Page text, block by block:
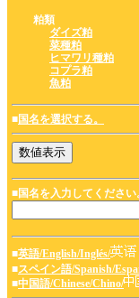
粕類
ダイズ粕
菜種粕
ヒマワリ種粕
コプラ粕
魚粕
■国名を選択する。
■国名を入力してください
■英語/English/Inglés/
■スペイン語/Spanish/
■中国語/Chinese/Chino/